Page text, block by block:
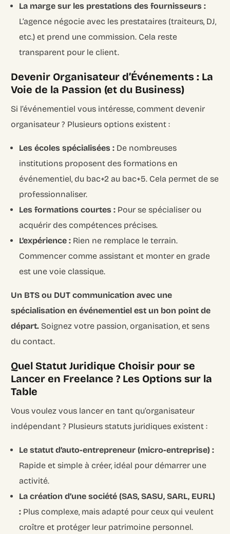
La marge sur les prestations des fournisseurs :
L’agence négocie avec les prestataires (traiteurs, DJ,
etc.) et prend une commission. Cela reste
transparent pour le client.
Devenir Organisateur d’Événements : La
Voie de la Passion (et du Business)
Si l’événementiel vous intéresse, comment devenir
organisateur ? Plusieurs options existent :
Les écoles spécialisées : De nombreuses
institutions proposent des formations en
événementiel, du bac+2 au bac+5. Cela permet de se
professionnaliser.
Les formations courtes : Pour se spécialiser ou
acquérir des compétences précises.
L’expérience : Rien ne remplace le terrain.
Commencer comme assistant et monter en grade
est une voie classique.
Un BTS ou DUT communication avec une
spécialisation en événementiel est un bon point de
départ. Soignez votre passion, organisation, et sens
du contact.
Quel Statut Juridique Choisir pour se
Lancer en Freelance ? Les Options sur la
Table
Vous voulez vous lancer en tant qu’organisateur
indépendant ? Plusieurs statuts juridiques existent :
Le statut d’auto-entrepreneur (micro-entreprise) :
Rapide et simple à créer, idéal pour démarrer une
activité.
La création d’une société (SAS, SASU, SARL, EURL)
: Plus complexe, mais adapté pour ceux qui veulent
croître et protéger leur patrimoine personnel.